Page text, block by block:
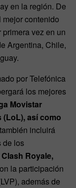
en la región. De
contenido
vez en un
Argentina, Chile,
por Telefónica
los mejores
Movistar
así como
incluirá
de los
Clash Royale,
la participación
además de